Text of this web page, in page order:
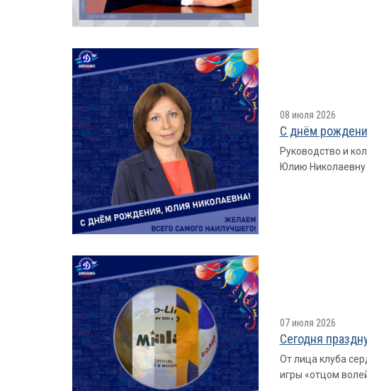
08 июля 2026
С днём
Руководство и
Юлию
07 июля 2026
Сегодня
От лица клуба
игры «отцом